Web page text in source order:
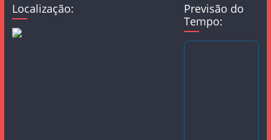
Localização:
Previsão do
Tempo: